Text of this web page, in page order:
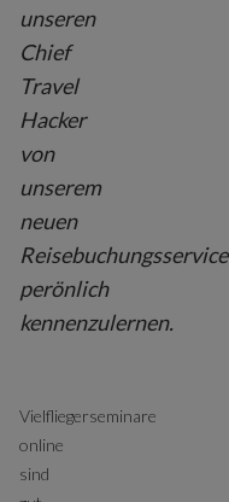
unseren
Chief
Travel
Hacker
von
unserem
neuen
Reisebuchungsservice
perönlich
kennenzulernen.
Vielfliegerseminare
online
sind